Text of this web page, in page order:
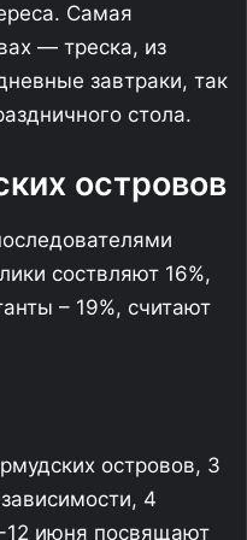
Самая
— треска, из
завтраки, так
стола.
островов
соствляют 16%,
– 19%, считают
островов, 3
4
12 июня посвящают